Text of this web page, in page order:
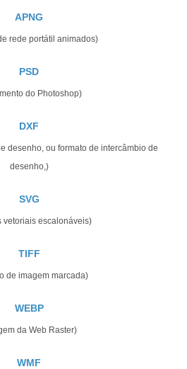
APNG
rede portátil animados)
PSD
do Photoshop)
DXF
desenho, ou formato de intercâmbio de
desenho,)
SVG
vetoriais escalonáveis)
TIFF
de imagem marcada)
WEBP
da Web Raster)
WMF